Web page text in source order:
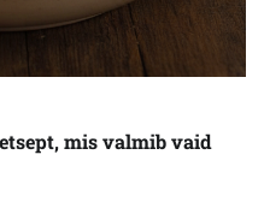
mis valmib vaid